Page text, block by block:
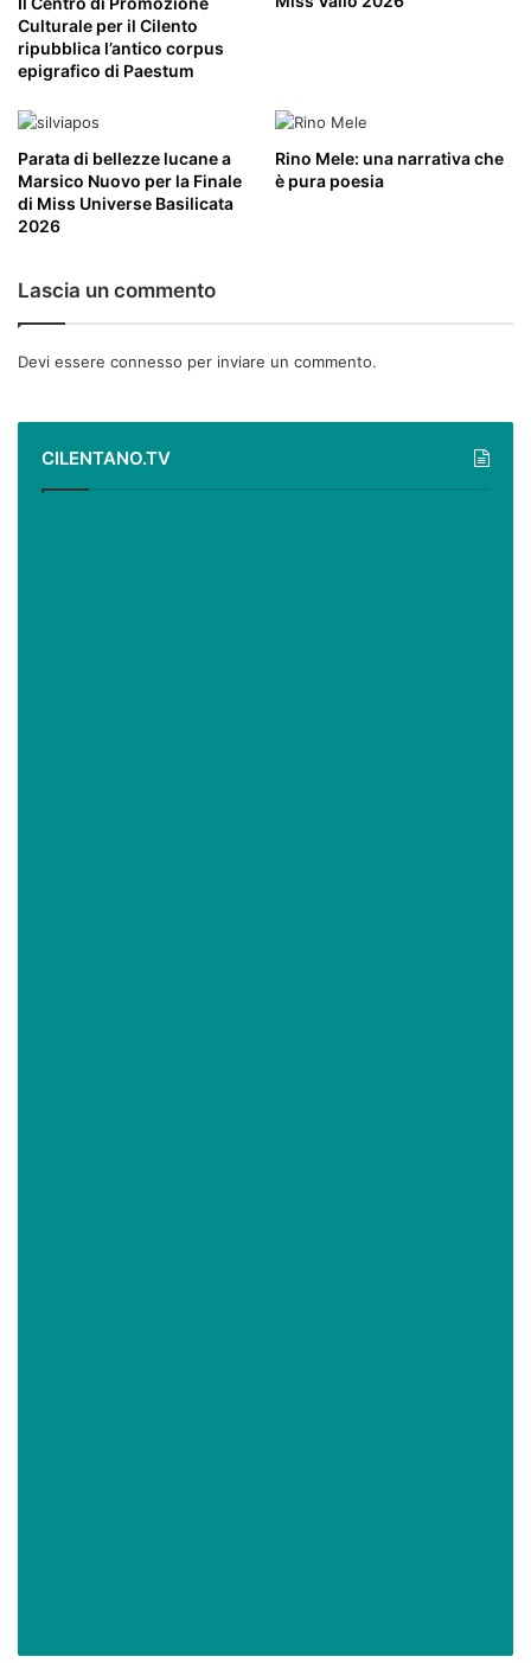
Culturale per il Cilento
ripubblica l’antico corpus
epigrafico di Paestum
Parata di bellezze lucane a
Marsico Nuovo per la Finale
di Miss Universe Basilicata
2026
Rino Mele: una narrativa che
è pura poesia
Lascia un commento
Devi essere connesso per inviare un commento.
CILENTANO.TV